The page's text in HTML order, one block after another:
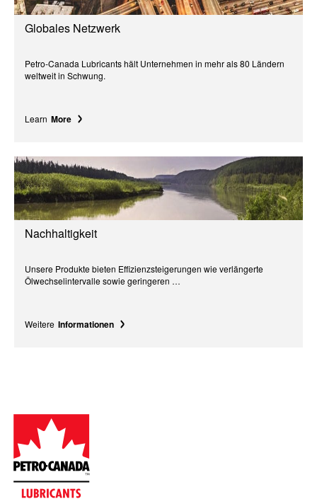
Globales Netzwerk
Petro-Canada Lubricants hält Unternehmen in mehr als 80 Ländern
weltweit in Schwung.
Learn More
Nachhaltigkeit
Unsere Produkte bieten Effizienzsteigerungen wie verlängerte
Ölwechselintervalle sowie geringeren …
Weitere Informationen